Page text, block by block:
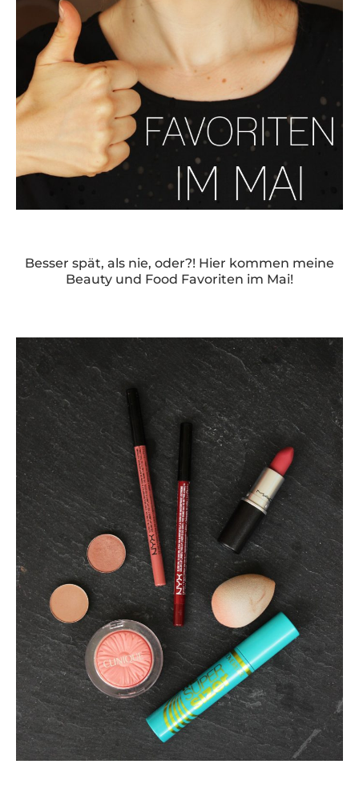
Besser spät, als nie, oder?! Hier kommen meine
Beauty und Food Favoriten im Mai!